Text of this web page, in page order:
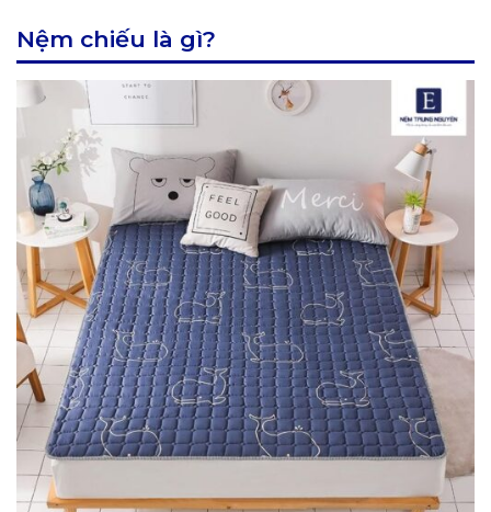
Nệm chiếu là gì?